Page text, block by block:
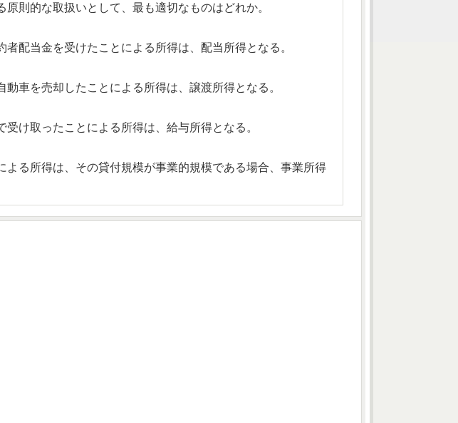
原則的な取扱いとして、最も適切なものはどれか。
者配当金を受けたことによる所得は、配当所得となる。
動車を売却したことによる所得は、譲渡所得となる。
受け取ったことによる所得は、給与所得となる。
よる所得は、その貸付規模が事業的規模である場合、事業所得